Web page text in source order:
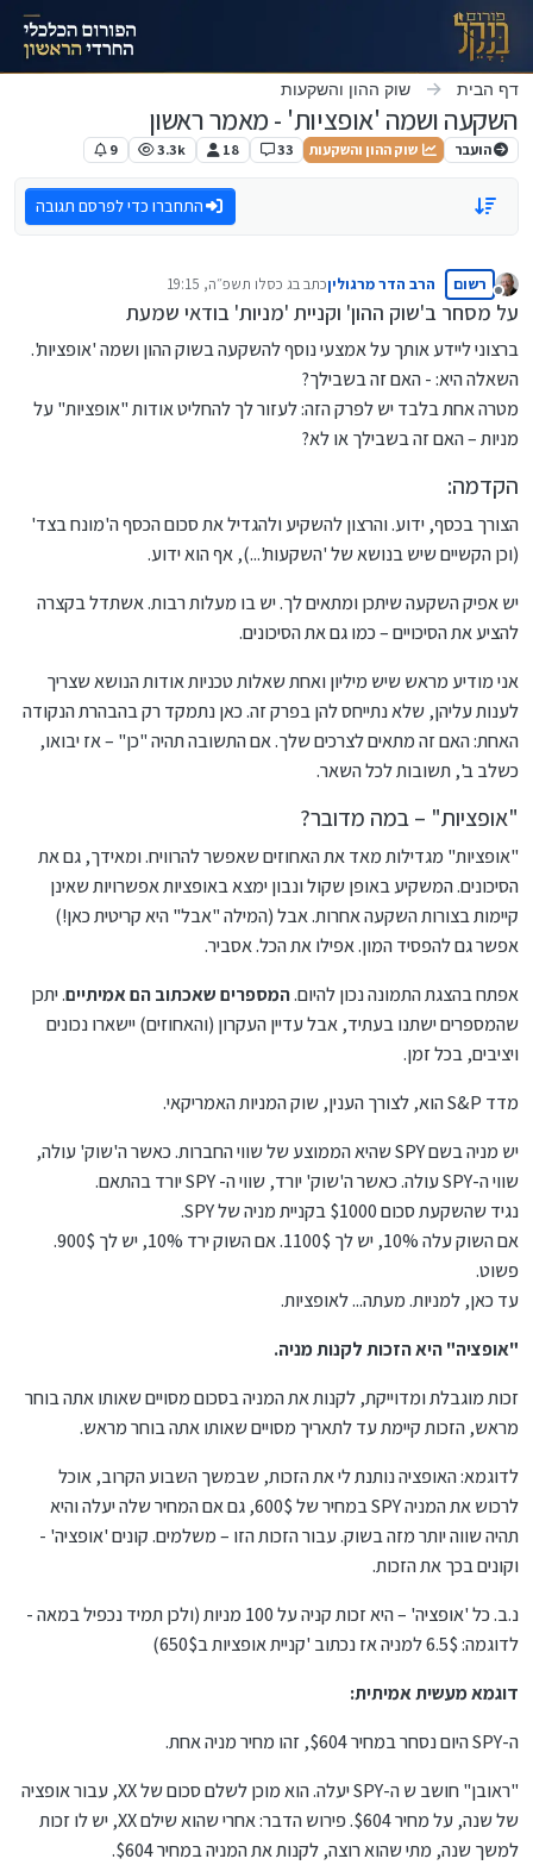
דילוג לתוכן
דף הבית שוק ההון והשקעות
השקעה ושמה 'אופציות' - מאמר ראשון
הועבר שוק ההון והשקעות 33
18
3.3k
9
התחברו כדי לפרסם תגובה
מנותק
רשום הרב הדר מרגוליןכתב בג כסלו תשפ״ה, 19:15
נערך לאחרונה על ידי
על מסחר ב'שוק ההון' וקניית 'מניות' בודאי שמעת
ברצוני ליידע אותך על אמצעי נוסף להשקעה בשוק ההון ושמה 'אופציות'.
השאלה היא: - האם זה בשבילך?
מטרה אחת בלבד יש לפרק הזה: לעזור לך להחליט אודות "אופציות" על
מניות – האם זה בשבילך או לא?
הקדמה:
הצורך בכסף, ידוע. והרצון להשקיע ולהגדיל את סכום הכסף ה'מונח בצד'
(וכן הקשיים שיש בנושא של 'השקעות'...), אף הוא ידוע.
יש אפיק השקעה שיתכן ומתאים לך. יש בו מעלות רבות. אשתדל בקצרה
להציע את הסיכויים – כמו גם את הסיכונים.
אני מודיע מראש שיש מיליון ואחת שאלות טכניות אודות הנושא שצריך
לענות עליהן, שלא נתייחס להן בפרק זה. כאן נתמקד רק בהבהרת הנקודה
האחת: האם זה מתאים לצרכים שלך. אם התשובה תהיה "כן" – אז יבואו,
כשלב ב', תשובות לכל השאר.
"אופציות" – במה מדובר?
"אופציות" מגדילות מאד את האחוזים שאפשר להרוויח. ומאידך, גם את
הסיכונים. המשקיע באופן שקול ונבון ימצא באופציות אפשרויות שאינן
קיימות בצורות השקעה אחרות. אבל (המילה "אבל" היא קריטית כאן!)
אפשר גם להפסיד המון. אפילו את הכל. אסביר.
אפתח בהצגת התמונה נכון להיום.המספרים שאכתוב הם אמיתיים. יתכן
שהמספרים ישתנו בעתיד, אבל עדיין העקרון (והאחוזים) יישארו נכונים
ויציבים, בכל זמן.
מדד S&P הוא, לצורך הענין, שוק המניות האמריקאי.
יש מניה בשם SPY שהיא הממוצע של שווי החברות. כאשר ה'שוק' עולה,
שווי ה-SPY עולה. כאשר ה'שוק' יורד, שווי ה- SPY יורד בהתאם.
נגיד שהשקעת סכום $1000 בקניית מניה של SPY.
אם השוק עלה 10%, יש לך 1100$. אם השוק ירד 10%, יש לך 900$.
פשוט.
עד כאן, למניות. מעתה... לאופציות.
"אופציה" היא הזכות לקנות מניה.
זכות מוגבלת ומדוייקת, לקנות את המניה בסכום מסויים שאותו אתה בוחר
מראש, הזכות קיימת עד לתאריך מסויים שאותו אתה בוחר מראש.
לדוגמא: האופציה נותנת לי את הזכות, שבמשך השבוע הקרוב, אוכל
לרכוש את המניה SPY במחיר של 600$, גם אם המחיר שלה יעלה והיא
תהיה שווה יותר מזה בשוק. עבור הזכות הזו – משלמים. קונים 'אופציה' -
וקונים בכך את הזכות.
נ.ב. כל 'אופציה' – היא זכות קניה על 100 מניות (ולכן תמיד נכפיל במאה -
לדוגמה: 6.5$ למניה אז נכתוב 'קניית אופציות ב650$)
דוגמא מעשית אמיתית:
ה-SPY היום נסחר במחיר $604, זהו מחיר מניה אחת.
"ראובן" חושב ש ה-SPY יעלה. הוא מוכן לשלם סכום של XX, עבור אופציה
של שנה, על מחיר $604. פירוש הדבר: אחרי שהוא שילם XX, יש לו זכות
למשך שנה, מתי שהוא רוצה, לקנות את המניה במחיר $604.